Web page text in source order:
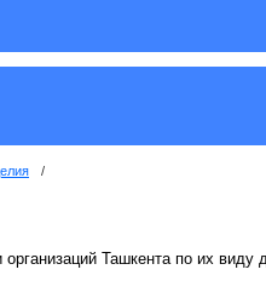
/
организаций Ташкента по их